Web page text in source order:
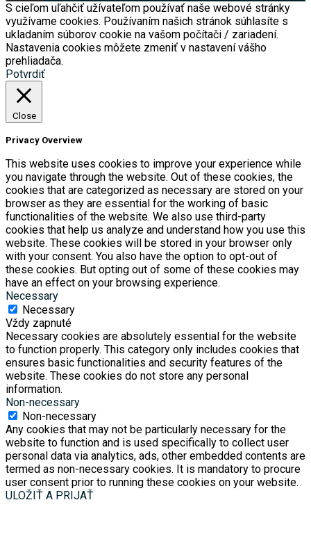
S cieľom uľahčiť užívateľom používať naše webové stránky
využívame cookies. Používaním našich stránok súhlasíte s
ukladaním súborov cookie na vašom počítači / zariadení.
Nastavenia cookies môžete zmeniť v nastavení vášho
prehliadača.
Potvrdiť
Close
Privacy Overview
This website uses cookies to improve your experience while
you navigate through the website. Out of these cookies, the
cookies that are categorized as necessary are stored on your
browser as they are essential for the working of basic
functionalities of the website. We also use third-party
cookies that help us analyze and understand how you use this
website. These cookies will be stored in your browser only
with your consent. You also have the option to opt-out of
these cookies. But opting out of some of these cookies may
have an effect on your browsing experience.
Necessary
Necessary
Vždy zapnuté
Necessary cookies are absolutely essential for the website
to function properly. This category only includes cookies that
ensures basic functionalities and security features of the
website. These cookies do not store any personal
information.
Non-necessary
Non-necessary
Any cookies that may not be particularly necessary for the
website to function and is used specifically to collect user
personal data via analytics, ads, other embedded contents are
termed as non-necessary cookies. It is mandatory to procure
user consent prior to running these cookies on your website.
ULOŽIŤ A PRIJAŤ